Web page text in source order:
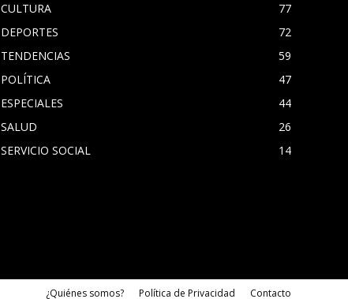
CULTURA
77
DEPORTES
72
TENDENCIAS
59
POLÍTICA
47
ESPECIALES
44
SALUD
26
SERVICIO SOCIAL
14
¿Quiénes somos? Política de Privacidad Contacto